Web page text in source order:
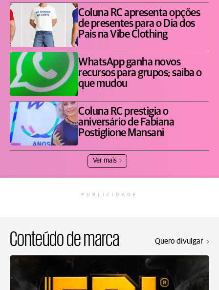
Coluna RC apresenta opções
de presentes para o Dia dos
Pais na Vibe Clothing
WhatsApp ganha novos
recursos para grupos; saiba o
que mudou
Coluna RC prestigia o
aniversário de Fabiana
Postiglione Mansani
Ver mais
PUBLICIDADE
Conteúdo de marca Quero divulgar